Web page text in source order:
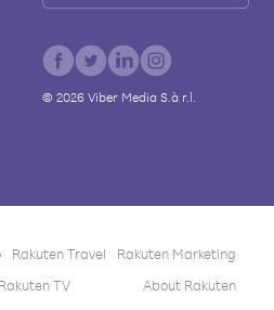
© 2026Viber Media S.à r.l.
Rakuten Travel
Rakuten Marketing
Rakuten TV About Rakuten